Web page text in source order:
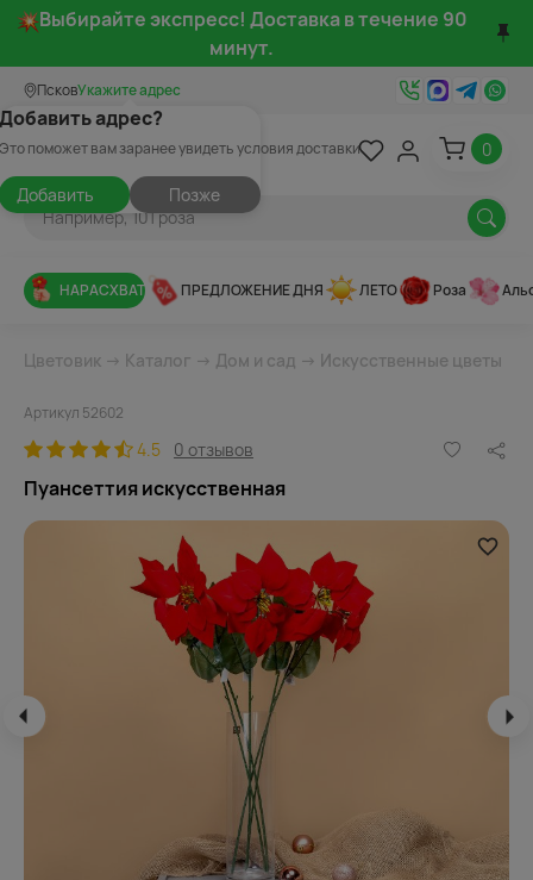
Выбирайте экспресс! Доставка в течение 90
минут.
ПсковУкажите адрес
адрес?
поможет вам заранее увидеть условия доставки
Добавить Позже
0
НАРАСХВАТ ПРЕДЛОЖЕНИЕ ДНЯ ЛЕТО Роза
Цветовик → Каталог → Дом и сад → Искусственные цветы
Артикул 52602
4.5 0 отзывов
Пуансеттия искусственная